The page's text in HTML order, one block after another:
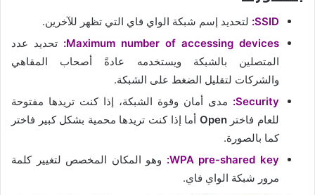
SSID: لتحديد إسم شبكة الواي فاي التي تظهر للآخرين.
Maximum number of accessing devices:
تحديد عدد
المتصلين بالشبكة ويستخدمه عادةً أصحاب المقاهي
والشركات لتقليل الضغط على الشبكة.
Security:
مدى أمان وقوة الشبكة، إذا كنت تريدها مفتوحة
للعام فاخترOpen أما إذا كنت تريدها محمية بشكل كبير فاختر
كما بالصورة.
WPA pre-shared key:
وهو المكان المخصص لتغيير كلمة
مرور شبكة الواي فاي.